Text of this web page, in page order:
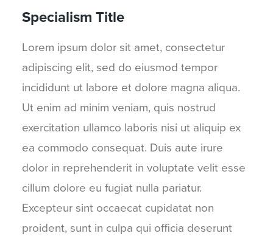
Specialism Title
Lorem ipsum dolor sit amet, consectetur
adipiscing elit, sed do eiusmod tempor
incididunt ut labore et dolore magna aliqua.
Ut enim ad minim veniam, quis nostrud
exercitation ullamco laboris nisi ut aliquip ex
ea commodo consequat. Duis aute irure
dolor in reprehenderit in voluptate velit esse
cillum dolore eu fugiat nulla pariatur.
Excepteur sint occaecat cupidatat non
proident, sunt in culpa qui officia deserunt